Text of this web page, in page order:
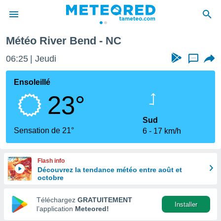
de
en
Météo River Bend - NC
06:25 Jeudi ...
Ensoleillé
23°
Sensation de 21°
Sud
6
17 km/h
Flash info
Découvrez la tendance météo entre août et
octobre
Téléchargez GRATUITEMENT
l’application Meteored!
Installer